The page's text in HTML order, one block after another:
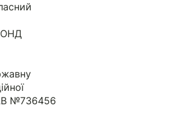
№736456